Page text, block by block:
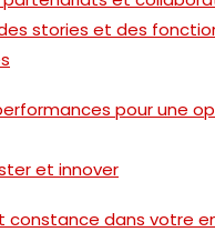
stories et des
pour une
et innover
constance dans votre